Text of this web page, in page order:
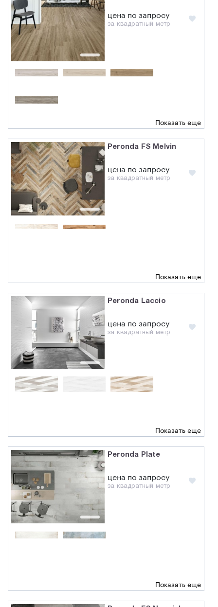
цена по запросу
за квадратный метр
Показать еще
Peronda FS Melvin
цена по запросу
за квадратный метр
Показать еще
Peronda Laccio
цена по запросу
за квадратный метр
Показать еще
Peronda Plate
цена по запросу
за квадратный метр
Показать еще